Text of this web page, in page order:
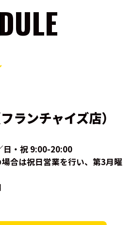
ランチャイズ店）
・祝 9:00-20:00
合は祝日営業を行い、第3月曜